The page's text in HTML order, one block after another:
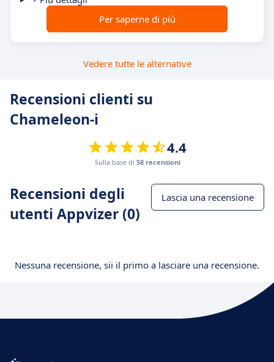
Per saperne di più
Vedere tutte le alternative
Recensioni clienti su
Chameleon-i
4.4
Sulla base di 58 recensioni
Recensioni degli
utenti Appvizer (0)
Lascia una recensione
Nessuna recensione, sii il primo a lasciare una recensione.